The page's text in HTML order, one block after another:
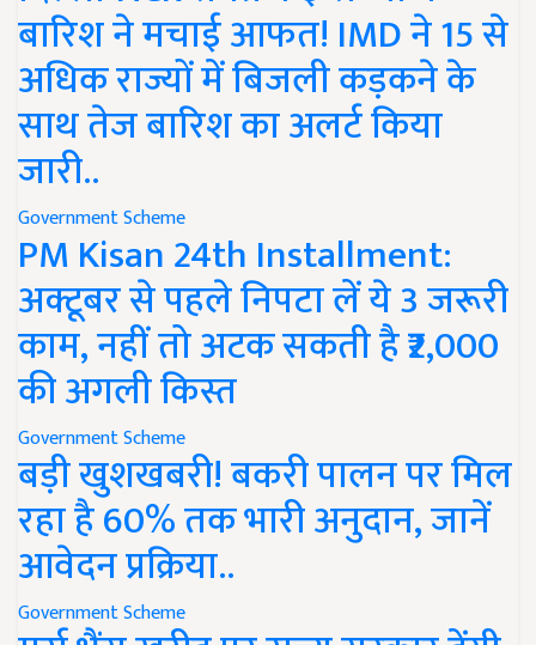
बारिश ने मचाई आफत! IMD ने 15 से
अधिक राज्यों में बिजली कड़कने के
साथ तेज बारिश का अलर्ट किया
जारी..
Government Scheme
PM Kisan 24th Installment:
अक्टूबर से पहले निपटा लें ये 3 जरूरी
काम, नहीं तो अटक सकती है ₹2,000
की अगली किस्त
Government Scheme
बड़ी खुशखबरी! बकरी पालन पर मिल
रहा है 60% तक भारी अनुदान, जानें
आवेदन प्रक्रिया..
Government Scheme